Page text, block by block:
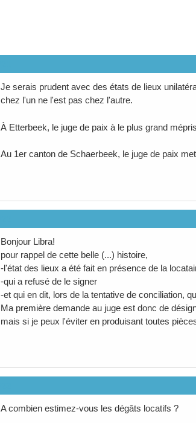
Je serais prudent avec des états de lieux
chez l'un ne l'est pas chez l'autre.
À Etterbeek, le juge de paix à le plus grand
Au 1er canton de Schaerbeek, le juge de paix
Bonjour Libra!
pour rappel de cette belle (...) histoire,
-l'état des lieux a été fait en présence de la
-qui a refusé de le signer
-et qui en dit, lors de la tentative de conciliation,
Ma première demande au juge est donc de
mais si je peux l'éviter en produisant toutes
A combien estimez-vous les dégâts locatifs ?